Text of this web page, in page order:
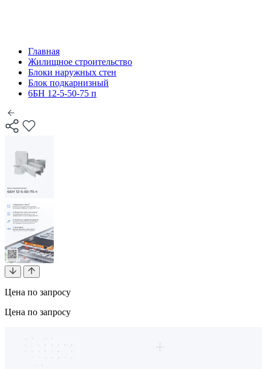
Главная
Жилищное строительство
Блоки наружных стен
Блок подкарнизный
6БН 12-5-50-75 п
Цена по запросу
Цена по запросу